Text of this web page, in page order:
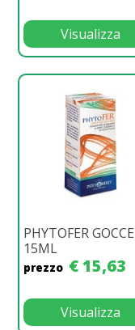
Visualizza
PHYTOFER GOCCE
15ML
prezzo € 15,63
Visualizza